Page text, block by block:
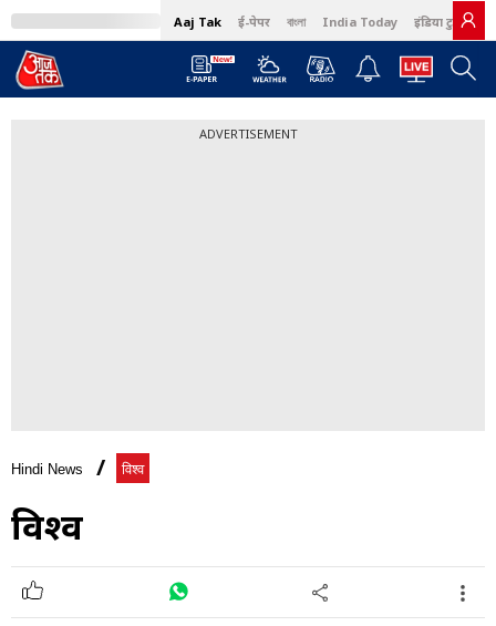
Aaj Tak ई-पेपर বাংলা India Today इंडिया टुडे हिंदी
ADVERTISEMENT
Hindi News विश्व
विश्व